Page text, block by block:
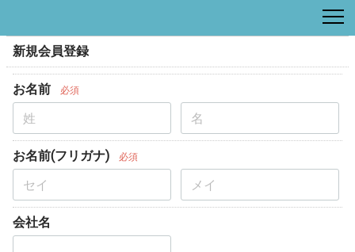
新規会員登録
お名前 必須
お名前(フリガナ) 必須
会社名